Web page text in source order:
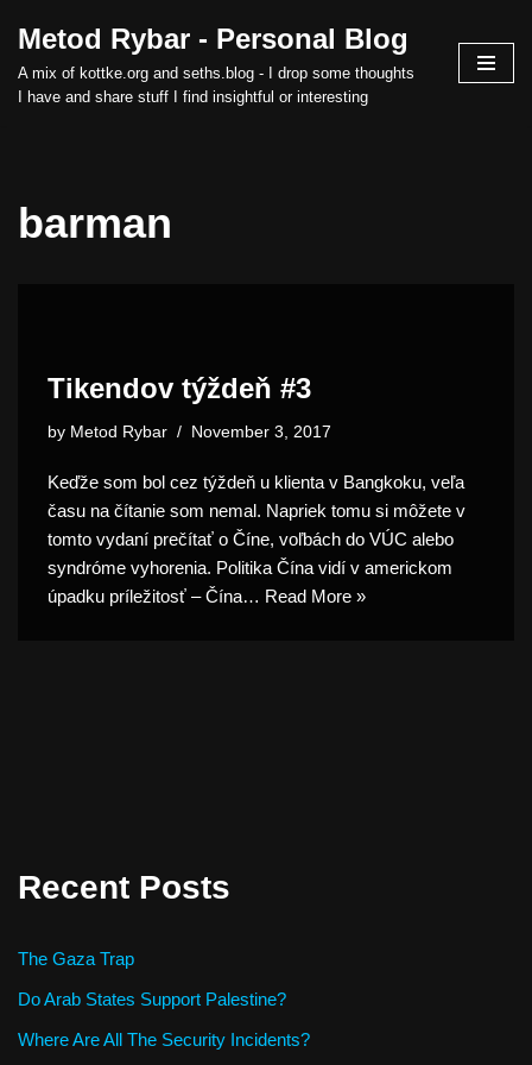
Skip
to
Metod Rybar - Personal Blog
A mix of kottke.org and seths.blog - I drop some thoughts
I have and share stuff I find insightful or interesting
barman
Tikendov týždeň #3
by Metod Rybar November 3, 2017
Keďže som bol cez týždeň u klienta v Bangkoku, veľa
času na čítanie som nemal. Napriek tomu si môžete v
tomto vydaní prečítať o Číne, voľbách do VÚC alebo
syndróme vyhorenia. Politika Čína vidí v americkom
úpadku príležitosť – Čína… Read More »
Recent Posts
The Gaza Trap
Do Arab States Support Palestine?
Where Are All The Security Incidents?